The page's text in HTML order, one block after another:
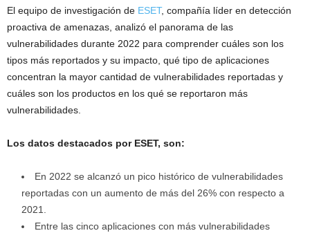
El equipo de investigación de ESET, compañía líder en detección
proactiva de amenazas, analizó el panorama de las
vulnerabilidades durante 2022 para comprender cuáles son los
tipos más reportados y su impacto, qué tipo de aplicaciones
concentran la mayor cantidad de vulnerabilidades reportadas y
cuáles son los productos en los qué se reportaron más
vulnerabilidades.
Los datos destacados por ESET, son:
En 2022 se alcanzó un pico histórico de vulnerabilidades
reportadas con un aumento de más del 26% con respecto a
2021.
Entre las cinco aplicaciones con más vulnerabilidades